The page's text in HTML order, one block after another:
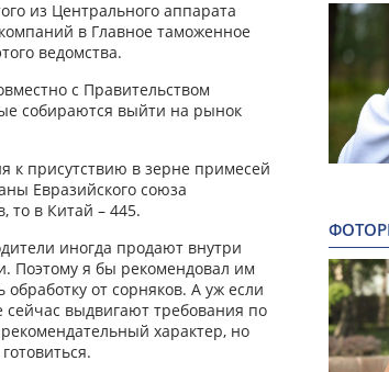
из Центрального аппарата
в Главное таможенное
ведомства.
с Правительством
собираются выйти на рынок
к присутствию в зерне примесей
Евразийского союза
то в Китай – 445.
иногда продают внутри
Поэтому я бы рекомендовал им
от сорняков. А уж если
сейчас выдвигают требования по
характер, но